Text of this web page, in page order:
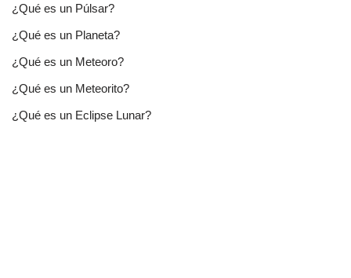
¿Qué es un Púlsar?
¿Qué es un Planeta?
¿Qué es un Meteoro?
¿Qué es un Meteorito?
¿Qué es un Eclipse Lunar?